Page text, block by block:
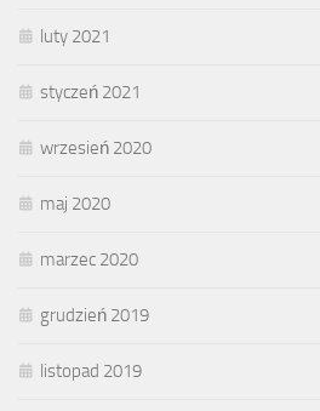
luty 2021
styczeń 2021
wrzesień 2020
maj 2020
marzec 2020
grudzień 2019
listopad 2019